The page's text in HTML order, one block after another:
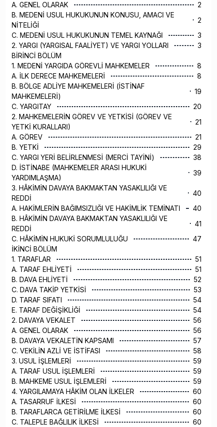
A. GENEL OLARAK
2
B. MEDENİ USUL HUKUKUNUN KONUSU, AMACI VE
NİTELİĞİ
2
C. MEDENİ USUL HUKUKUNUN TEMEL KAYNAĞI
3
2. YARGI (YARGISAL FAALİYET) VE YARGI YOLLARI
3
BİRİNCİ BÖLÜM
1. MEDENİ YARGIDA GÖREVLİ MAHKEMELER
8
A. İLK DERECE MAHKEMELERİ
8
B. BÖLGE ADLİYE MAHKEMELERİ (İSTİNAF
MAHKEMELERİ)
19
C. YARGITAY
20
2. MAHKEMELERİN GÖREV VE YETKİSİ (GÖREV VE
YETKİ KURALLARI)
21
A. GÖREV
21
B. YETKİ
29
C. YARGI YERİ BELİRLENMESİ (MERCİ TAYİNİ)
38
D. İSTİNABE (MAHKEMELER ARASI HUKUKİ
YARDIMLAŞMA)
39
3. HÂKİMİN DAVAYA BAKMAKTAN YASAKLILIĞI VE
REDDİ
40
A. HAKİMLERİN BAĞIMSIZLIĞI VE HAKİMLİK TEMİNATI
40
B. HÂKİMİN DAVAYA BAKMAKTAN YASAKLILIĞI VE
REDDİ
41
C. HÂKİMİN HUKUKİ SORUMLULUĞU
47
İKİNCİ BÖLÜM
1. TARAFLAR
51
A. TARAF EHLİYETİ
51
B. DAVA EHLİYETİ
52
C. DAVA TAKİP YETKİSİ
53
D. TARAF SIFATI
54
E. TARAF DEĞİŞİKLİĞİ
54
2. DAVAYA VEKALET
56
A. GENEL OLARAK
56
B. DAVAYA VEKALETİN KAPSAMI
57
C. VEKİLİN AZLİ VE İSTİFASI
58
3. USUL İŞLEMLERİ
59
A. TARAF USUL İŞLEMLERİ
59
B. MAHKEME USUL İŞLEMLERİ
59
4. YARGILAMAYA HÂKİM OLAN İLKELER
60
A. TASARRUF İLKESİ
60
B. TARAFLARCA GETİRİLME İLKESİ
60
C. TALEPLE BAĞLILIK İLKESİ
60